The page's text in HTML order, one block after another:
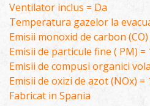
Ventilator inclus = Da
Temperatura gazelor la
Emisii monoxid de carbon
Emisii de particule fine ( PM) =
Emisii de compusi organici
Emisii de oxizi de azot (NOx) =
Fabricat in Spania